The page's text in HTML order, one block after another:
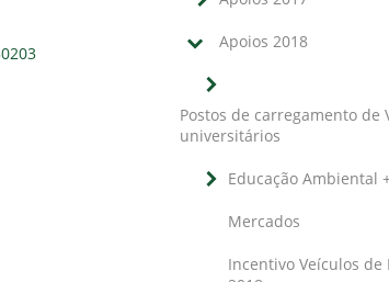
Apoios 2018
Postos de carregamento de
universitários
Educação Ambiental
Mercados
Incentivo Veículos de